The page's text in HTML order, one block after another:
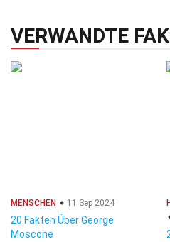
VERWANDTE
MENSCHEN 11 Sep 2024
20 Fakten Über George
Moscone